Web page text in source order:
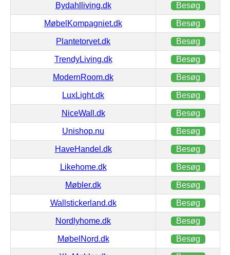
Bydahlliving.dk Besøg
MøbelKompagniet.dk Besøg
Plantetorvet.dk Besøg
TrendyLiving.dk Besøg
ModernRoom.dk Besøg
LuxLight.dk Besøg
NiceWall.dk Besøg
Unishop.nu Besøg
HaveHandel.dk Besøg
Likehome.dk Besøg
Møbler.dk Besøg
Wallstickerland.dk Besøg
Nordlyhome.dk Besøg
MøbelNord.dk Besøg